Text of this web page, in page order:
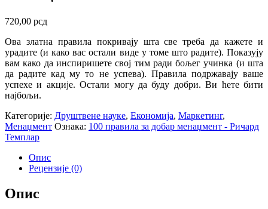
720,00 рсд
Ова златна правила покривају шта све треба да кажете и
урадите (и како вас остали виде у томе што радите). Показују
вам како да инспиришете свој тим ради бољег учинка (и шта
да радите кад му то не успева). Правила подржавају ваше
успехе и акције. Остали могу да буду добри. Ви ћете бити
најбољи.
Категорије: Друштвене науке, Економија, Маркетинг,
Менаџмент Ознака: 100 правила за добар менаџмент - Ричард
Темплар
Опис
Рецензије (0)
Опис